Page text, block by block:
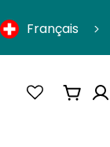
Français
Panier